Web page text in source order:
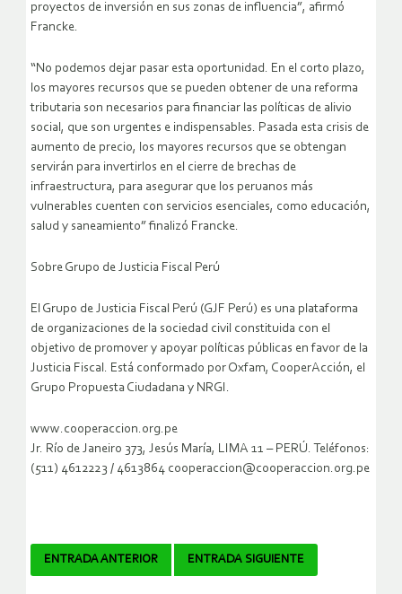
proyectos de inversión en sus zonas de influencia”, afirmó
Francke.
“No podemos dejar pasar esta oportunidad. En el corto plazo,
los mayores recursos que se pueden obtener de una reforma
tributaria son necesarios para financiar las políticas de alivio
social, que son urgentes e indispensables. Pasada esta crisis de
aumento de precio, los mayores recursos que se obtengan
servirán para invertirlos en el cierre de brechas de
infraestructura, para asegurar que los peruanos más
vulnerables cuenten con servicios esenciales, como educación,
salud y saneamiento” finalizó Francke.
Sobre Grupo de Justicia Fiscal Perú
El Grupo de Justicia Fiscal Perú (GJF Perú) es una plataforma
de organizaciones de la sociedad civil constituida con el
objetivo de promover y apoyar políticas públicas en favor de la
Justicia Fiscal. Está conformado por Oxfam, CooperAcción, el
Grupo Propuesta Ciudadana y NRGI.
www.cooperaccion.org.pe
Jr. Río de Janeiro 373, Jesús María, LIMA 11 – PERÚ. Teléfonos:
(511) 4612223 / 4613864 cooperaccion@cooperaccion.org.pe
Navegador
ENTRADA ANTERIOR ENTRADA SIGUIENTE